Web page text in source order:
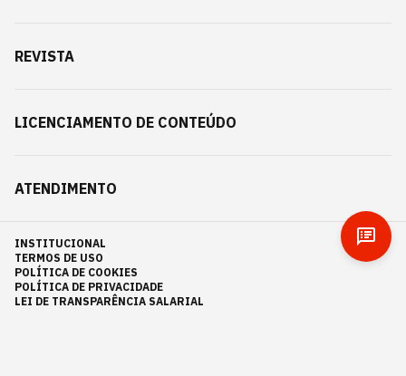
REVISTA
LICENCIAMENTO DE CONTEÚDO
ATENDIMENTO
INSTITUCIONAL
TERMOS DE USO
POLÍTICA DE COOKIES
POLÍTICA DE PRIVACIDADE
LEI DE TRANSPARÊNCIA SALARIAL